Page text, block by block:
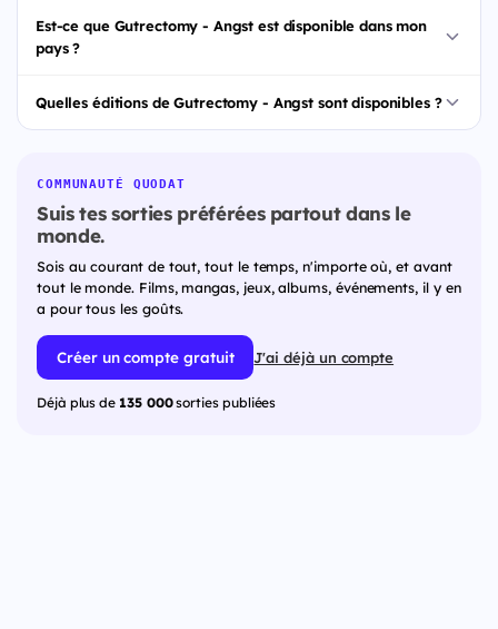
Est-ce que Gutrectomy - Angst est disponible dans mon
pays ?
Quelles éditions de Gutrectomy - Angst sont disponibles ?
COMMUNAUTÉ QUODAT
Suis tes sorties préférées partout dans le
monde.
Sois au courant de tout, tout le temps, n'importe où, et avant
tout le monde. Films, mangas, jeux, albums, événements, il y en
a pour tous les goûts.
Créer un compte gratuit J'ai déjà un compte
Déjà plus de 135 000sorties publiées